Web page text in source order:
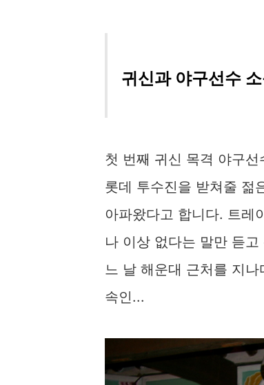
귀신과 야구선수
첫 번째 귀신 목격 야구
롯데 투수진을 받쳐줄 젊
아파왔다고 합니다. 트레
나 이상 없다는 말만 듣
느 날 해운대 근처를 지
속인...